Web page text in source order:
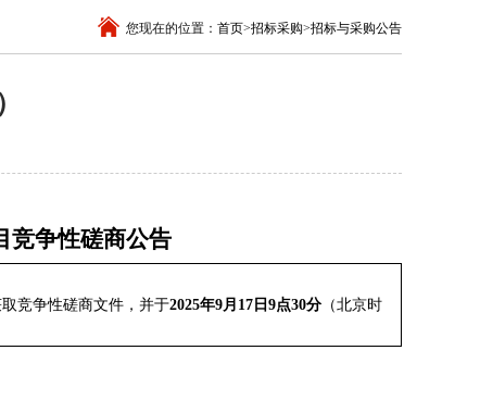
您现在的位置： 首页>招标采购>招标与采购公告
竞争性磋商公告
竞争性磋商文件，并于2025年9月 17 日 9点30分 （北京时